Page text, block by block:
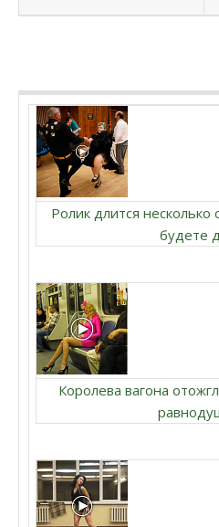
Ролик длится несколько
будете
Королева вагона